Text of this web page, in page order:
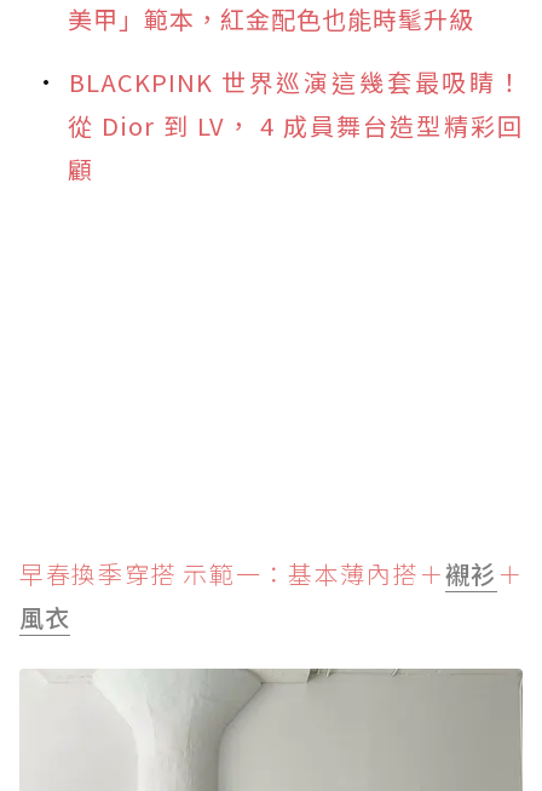
美甲」範本，紅金配色也能時髦升級
BLACKPINK 世界巡演這幾套最吸睛！
從 Dior 到 LV， 4 成員舞台造型精彩回
顧
早春換季穿搭 示範一：基本薄內搭＋襯衫 ＋
風衣